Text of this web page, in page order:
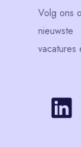
Volg ons
nieuwste
vacatures